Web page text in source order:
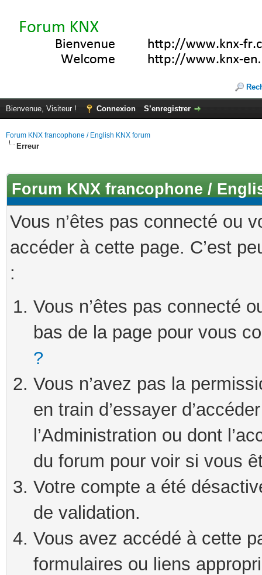
Bienvenue, Visiteur ! Connexion S’enregistrer
Forum KNX francophone / English KNX forum
Erreur
Forum KNX francophone /
Vous n’êtes pas connecté ou
accéder à cette page. C’est
:
Vous n’êtes pas connecté
bas de la page pour vous
?
Vous n’avez pas la
en train d’essayer
l’Administration ou dont
du forum pour voir si vous
Votre compte a été
de validation.
Vous avez accédé à cette
formulaires ou liens